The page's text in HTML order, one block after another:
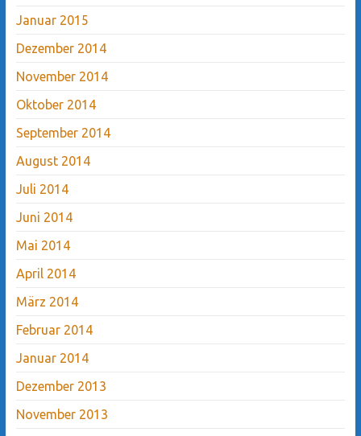
Januar 2015
Dezember 2014
November 2014
Oktober 2014
September 2014
August 2014
Juli 2014
Juni 2014
Mai 2014
April 2014
März 2014
Februar 2014
Januar 2014
Dezember 2013
November 2013